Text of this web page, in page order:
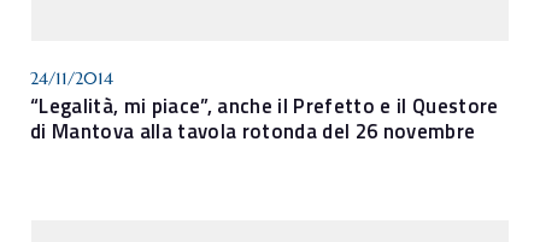
24/11/2014
“Legalità, mi piace”, anche il Prefetto e il Questore
di Mantova alla tavola rotonda del 26 novembre